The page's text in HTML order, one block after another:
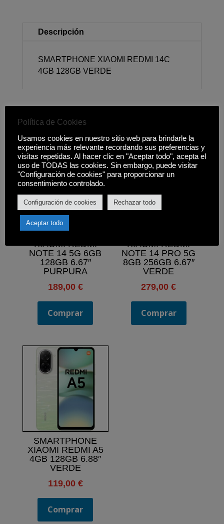
Descripción
SMARTPHONE XIAOMI REDMI 14C
4GB 128GB VERDE
Productos relacionados
XIAOMI REDMI
NOTE 14 5G 6GB
128GB 6.67″
PURPURA
189,00 €
Comprar
XIAOMI REDMI
NOTE 14 PRO 5G
8GB 256GB 6.67″
VERDE
279,00€
Comprar
SMARTPHONE
XIAOMI REDMI A5
4GB 128GB 6.88″
VERDE
119,00 €
Comprar
Política de Cookies
Usamos cookies en nuestro sitio web para brindarle la
experiencia más relevante recordando sus preferencias y
visitas repetidas. Al hacer clic en "Aceptar todo", acepta el
uso de TODAS las cookies. Sin embargo, puede visitar
"Configuración de cookies" para proporcionar un
consentimiento controlado.
Configuración de cookies Rechazar todo
Aceptar todo